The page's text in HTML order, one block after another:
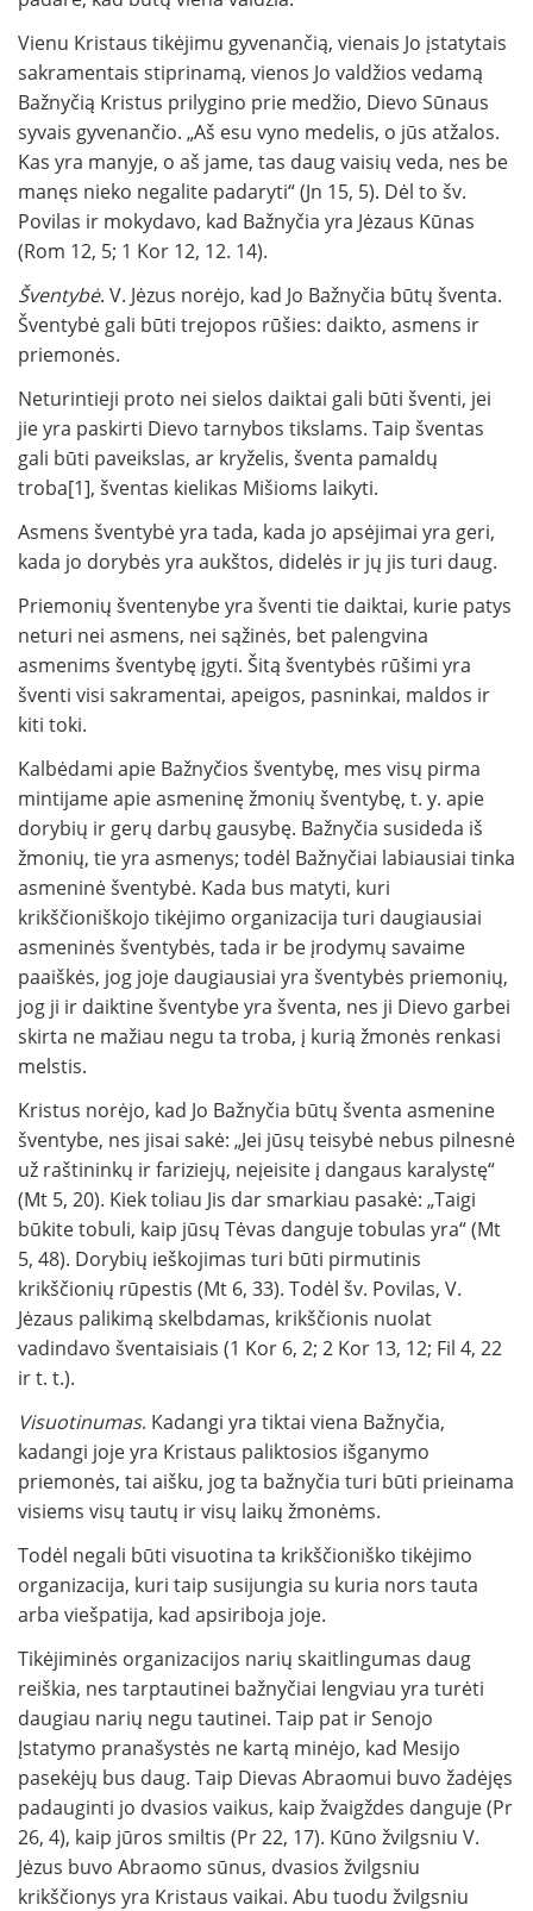
Vienu Kristaus tikėjimu gyvenančią, vienais Jo įstatytais
sakramentais stiprinamą, vienos Jo valdžios vedamą
Bažnyčią Kristus prilygino prie medžio, Dievo Sūnaus
syvais gyvenančio. „Aš esu vyno medelis, o jūs atžalos.
Kas yra manyje, o aš jame, tas daug vaisių veda, nes be
manęs nieko negalite padaryti“ (Jn 15, 5). Dėl to šv.
Povilas ir mokydavo, kad Bažnyčia yra Jėzaus Kūnas
(Rom 12, 5; 1 Kor 12, 12. 14).
Šventybė. V. Jėzus norėjo, kad Jo Bažnyčia būtų šventa.
Šventybė gali būti trejopos rūšies: daikto, asmens ir
priemonės.
Neturintieji proto nei sielos daiktai gali būti šventi, jei
jie yra paskirti Dievo tarnybos tikslams. Taip šventas
gali būti paveikslas, ar kryželis, šventa pamaldų
troba[1], šventas kielikas Mišioms laikyti.
Asmens šventybė yra tada, kada jo apsėjimai yra geri,
kada jo dorybės yra aukštos, didelės ir jų jis turi daug.
Priemonių šventenybe yra šventi tie daiktai, kurie patys
neturi nei asmens, nei sąžinės, bet palengvina
asmenims šventybę įgyti. Šitą šventybės rūšimi yra
šventi visi sakramentai, apeigos, pasninkai, maldos ir
kiti toki.
Kalbėdami apie Bažnyčios šventybę, mes visų pirma
mintijame apie asmeninę žmonių šventybę, t. y. apie
dorybių ir gerų darbų gausybę. Bažnyčia susideda iš
žmonių, tie yra asmenys; todėl Bažnyčiai labiausiai tinka
asmeninė šventybė. Kada bus matyti, kuri
krikščioniškojo tikėjimo organizacija turi daugiausiai
asmeninės šventybės, tada ir be įrodymų savaime
paaiškės, jog joje daugiausiai yra šventybės priemonių,
jog ji ir daiktine šventybe yra šventa, nes ji Dievo garbei
skirta ne mažiau negu ta troba, į kurią žmonės renkasi
melstis.
Kristus norėjo, kad Jo Bažnyčia būtų šventa asmenine
šventybe, nes jisai sakė: „Jei jūsų teisybė nebus pilnesnė
už raštininkų ir fariziejų, neįeisite į dangaus karalystę“
(Mt 5, 20). Kiek toliau Jis dar smarkiau pasakė: „Taigi
būkite tobuli, kaip jūsų Tėvas danguje tobulas yra“ (Mt
5, 48). Dorybių ieškojimas turi būti pirmutinis
krikščionių rūpestis (Mt 6, 33). Todėl šv. Povilas, V.
Jėzaus palikimą skelbdamas, krikščionis nuolat
vadindavo šventaisiais (1 Kor 6, 2; 2 Kor 13, 12; Fil 4, 22
ir t. t.).
Visuotinumas. Kadangi yra tiktai viena Bažnyčia,
kadangi joje yra Kristaus paliktosios išganymo
priemonės, tai aišku, jog ta bažnyčia turi būti prieinama
visiems visų tautų ir visų laikų žmonėms.
Todėl negali būti visuotina ta krikščioniško tikėjimo
organizacija, kuri taip susijungia su kuria nors tauta
arba viešpatija, kad apsiriboja joje.
Tikėjiminės organizacijos narių skaitlingumas daug
reiškia, nes tarptautinei bažnyčiai lengviau yra turėti
daugiau narių negu tautinei. Taip pat ir Senojo
Įstatymo pranašystės ne kartą minėjo, kad Mesijo
pasekėjų bus daug. Taip Dievas Abraomui buvo žadėjęs
padauginti jo dvasios vaikus, kaip žvaigždes danguje (Pr
26, 4), kaip jūros smiltis (Pr 22, 17). Kūno žvilgsniu V.
Jėzus buvo Abraomo sūnus, dvasios žvilgsniu
krikščionys yra Kristaus vaikai. Abu tuodu žvilgsniu